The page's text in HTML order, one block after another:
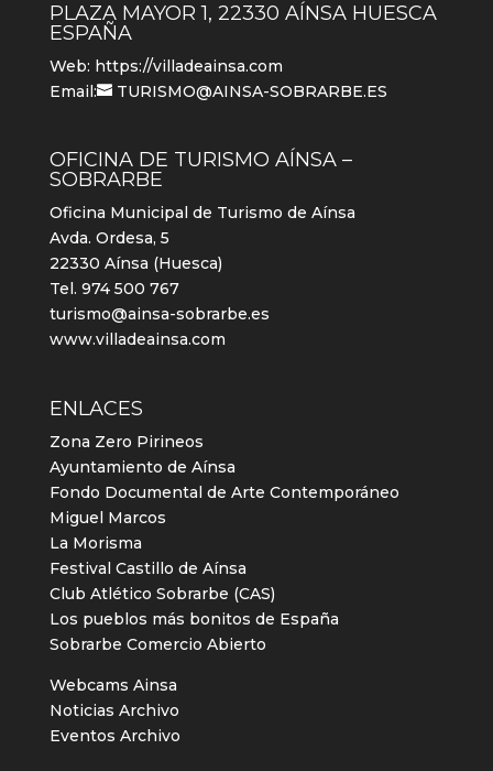
PLAZA MAYOR 1, 22330 AÍNSA HUESCA
ESPAÑA
Web: https://villadeainsa.com
Email:
TURISMO@AINSA-SOBRARBE.ES
OFICINA DE TURISMO AÍNSA –
SOBRARBE
Oficina Municipal de Turismo de Aínsa
Avda. Ordesa, 5
22330 Aínsa (Huesca)
Tel. 974 500 767
turismo@ainsa-sobrarbe.es
www.villadeainsa.com
ENLACES
Zona Zero Pirineos
Ayuntamiento de Aínsa
Fondo Documental de Arte Contemporáneo
Miguel Marcos
La Morisma
Festival Castillo de Aínsa
Club Atlético Sobrarbe (CAS)
Los pueblos más bonitos de España
Sobrarbe Comercio Abierto
Webcams Ainsa
Noticias Archivo
Eventos Archivo